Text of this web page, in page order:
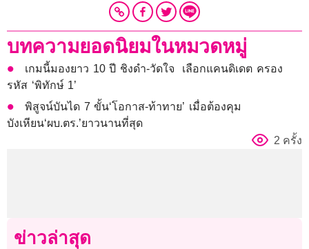
บทความยอดนิยมในหมวดหมู่
เกมนี้มองยาว 10 ปี ชิงดำ-วัดใจ เลือกแคนดิเดต ครอง
รหัส ‘พิทักษ์ 1’
พิสูจน์บันได 7 ขั้น‘โอกาส-ท้าทาย’ เมื่อต้องคุม
บังเหียน‘ผบ.ตร.’ยาวนานที่สุด
2 ครั้ง
ข่าวล่าสุด